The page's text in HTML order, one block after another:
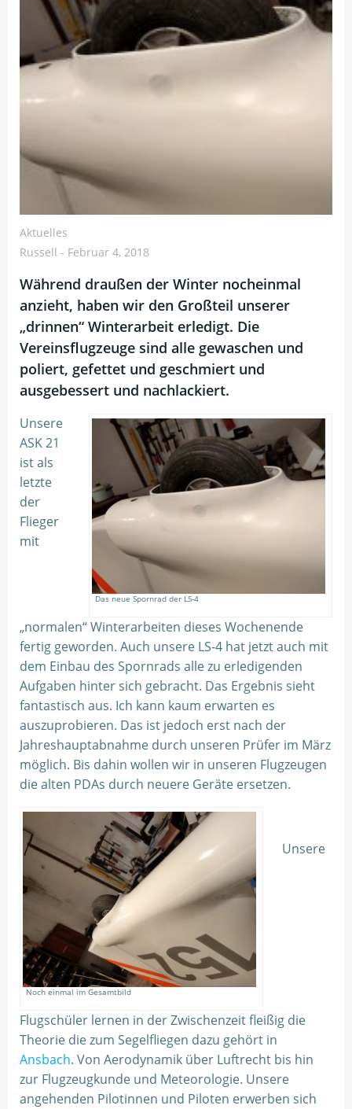
Aktuelles
Russell - Februar 4, 2018
Während draußen der Winter nocheinmal
anzieht, haben wir den Großteil unserer
„drinnen“ Winterarbeit erledigt. Die
Vereinsflugzeuge sind alle gewaschen und
poliert, gefettet und geschmiert und
ausgebessert und nachlackiert.
Das neue Spornrad der LS-4
Unsere
ASK 21
ist als
letzte
der
Flieger
mit
„normalen“ Winterarbeiten dieses Wochenende
fertig geworden. Auch unsere LS-4 hat jetzt auch mit
dem Einbau des Spornrads alle zu erledigenden
Aufgaben hinter sich gebracht. Das Ergebnis sieht
fantastisch aus. Ich kann kaum erwarten es
auszuprobieren. Das ist jedoch erst nach der
Jahreshauptabnahme durch unseren Prüfer im März
möglich. Bis dahin wollen wir in unseren Flugzeugen
die alten PDAs durch neuere Geräte ersetzen.
Noch einmal im Gesamtbild
Unsere
Flugschüler lernen in der Zwischenzeit fleißig die
Theorie die zum Segelfliegen dazu gehört in
Ansbach. Von Aerodynamik über Luftrecht bis hin
zur Flugzeugkunde und Meteorologie. Unsere
angehenden Pilotinnen und Piloten erwerben sich